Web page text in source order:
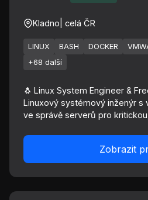
Kladno | celá ČR
LINUX BASH DOCKER
+68 další
🐧 Linux System Engineer &
Linuxový systémový inženýr s
ve správě serverů pro kritickou
Zobrazit